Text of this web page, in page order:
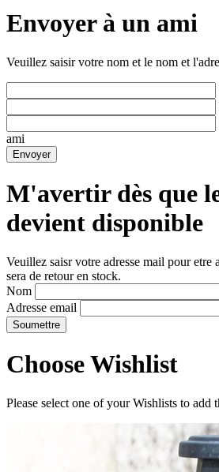
Envoyer à un ami
Veuillez saisir votre nom et le nom et
ami
M'avertir dès que
devient disponible
Veuillez saisr votre adresse mail pour etre
sera de retour en stock.
Nom
Adresse email
Choose Wishlist
Please select one of your Wishlists to add